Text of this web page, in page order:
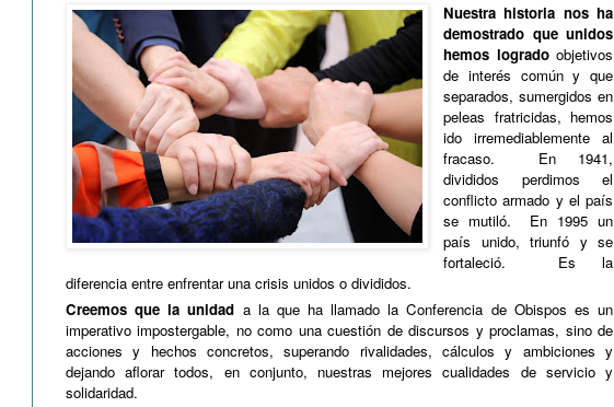
Nuestra historia nos ha
demostrado que unidos
hemos logradoobjetivos
de interés común y que
separados, sumergidos en
peleas fratricidas, hemos
ido irremediablemente al
fracaso.
En 1941,
divididos perdimos el
conflicto armado y el país
se mutiló.
En 1995 un
país unido, triunfó y se
fortaleció.
Es la
diferencia entre enfrentar una crisis unidos o divididos.
Creemos que la unidad a la que ha llamado la Conferencia de Obispos es un
imperativo impostergable, no como una cuestión de discursos y proclamas, sino de
acciones y hechos concretos, superando rivalidades, cálculos y ambiciones y
dejando aflorar todos, en conjunto, nuestras mejores cualidades de servicio y
solidaridad.